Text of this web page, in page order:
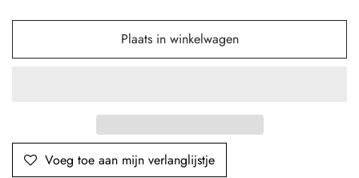
Plaats in winkelwagen
Voeg toe aan mijn verlanglijstje